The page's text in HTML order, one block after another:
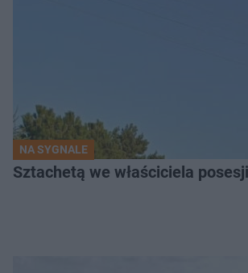
NA SYGNALE
Sztachetą we właściciela